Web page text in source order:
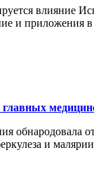
влияние
и приложения в
обнародовала
и